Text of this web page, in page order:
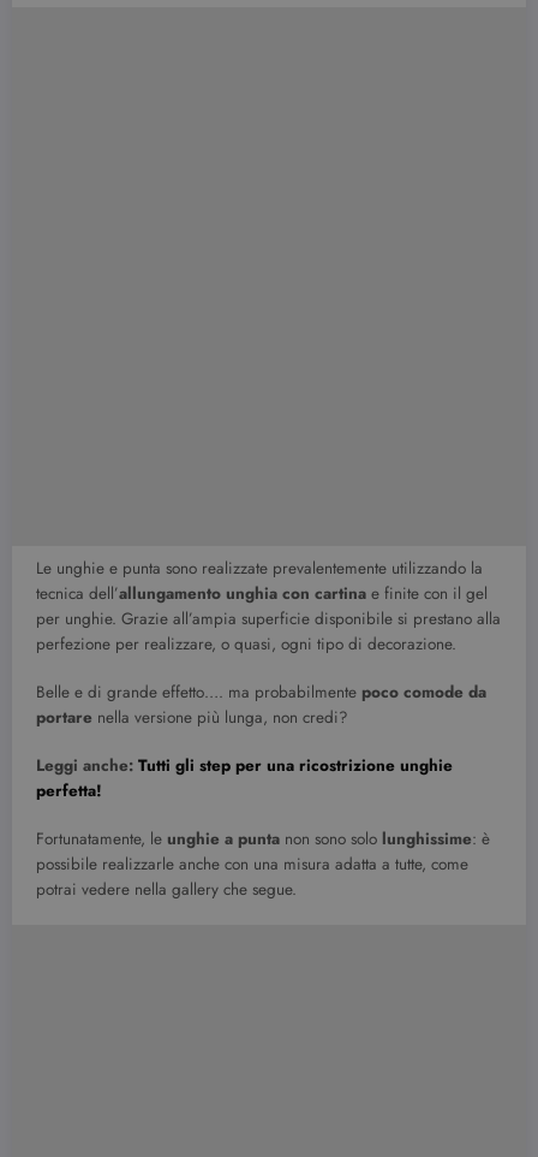
Le unghie e punta sono realizzate prevalentemente utilizzando la
tecnica dell’allungamento unghia con cartina e finite con il gel
per unghie. Grazie all’ampia superficie disponibile si prestano alla
perfezione per realizzare, o quasi, ogni tipo di decorazione.
Belle e di grande effetto…. ma probabilmente poco comode da
portare nella versione più lunga, non credi?
Leggi anche: Tutti gli step per una ricostrizione unghie
perfetta!
Fortunatamente, le unghie a punta non sono solo lunghissime: è
possibile realizzarle anche con una misura adatta a tutte, come
potrai vedere nella gallery che segue.